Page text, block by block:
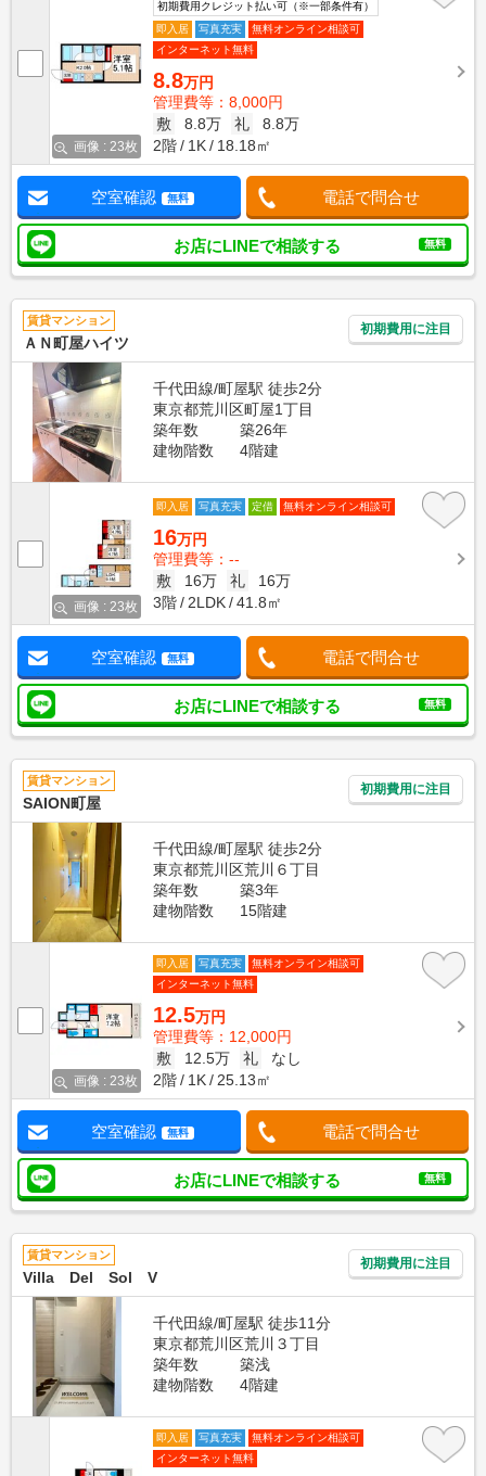
画像 : 23枚
初期費用クレジット払い可（※一部条件有）
即入居
写真充実
無料オンライン相談可
インターネット無料
8.8万円
管理費等：8,000円
敷
8.8万 礼
8.8万
2階
1K 18.18㎡
空室確認 無料 電話で問合せ
お店にLINEで相談する 無料
賃貸マンション
ＡＮ町屋ハイツ
初期費用に注目
千代田線/町屋駅 徒歩2分
東京都荒川区町屋1丁目
築年数
築26年
建物階数
4階建
画像 : 23枚
即入居 写真充実 定借 無料オンライン相談可
16万円
管理費等：--
敷
16万 礼
16万
3階
2LDK 41.8㎡
空室確認 無料 電話で問合せ
お店にLINEで相談する 無料
賃貸マンション
SAION町屋
初期費用に注目
千代田線/町屋駅 徒歩2分
東京都荒川区荒川６丁目
築年数
築3年
建物階数
15階建
画像 : 23枚
即入居 写真充実
無料オンライン相談可
インターネット無料
12.5万円
管理費等：12,000円
敷
12.5万 礼
なし
2階
1K 25.13㎡
空室確認 無料 電話で問合せ
お店にLINEで相談する 無料
賃貸マンション
Villa Del Sol V
初期費用に注目
千代田線/町屋駅 徒歩11分
東京都荒川区荒川３丁目
築年数
築浅
建物階数
4階建
即入居 写真充実
無料オンライン相談可
インターネット無料